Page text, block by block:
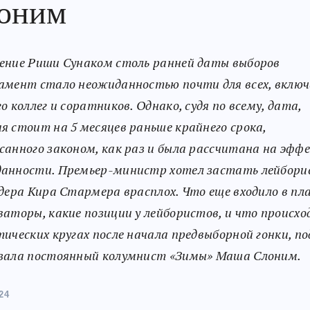
Риши Сунаком столь ранней даты выборов
стало неожиданностью почти для всех,
коллег и соратников. Однако, судя по всему, дата,
стоит на 5 месяцев раньше крайнего срока,
законом, как раз и была рассчитана на
Премьер-министр хотел застать
Кира Стармера врасплох. Что еще входило в
какие позиции у лейбористов, и что
кругах после начала предвыборной гонки,
постоянный колумнист «Зимы» Маша Слоним.